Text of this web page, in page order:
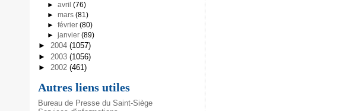
► avril (76)
► mars (81)
► février (80)
► janvier (89)
►2004(1057)
► 2003(1056)
► 2002(461)
Autres liens utiles
Bureau de Presse du Saint-Siège